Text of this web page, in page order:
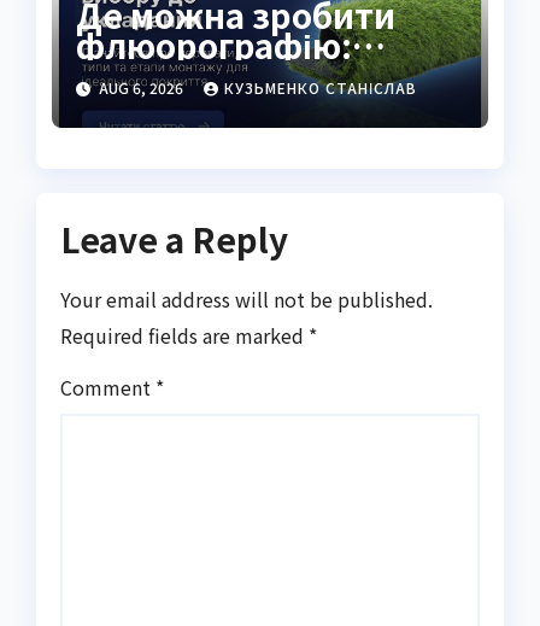
Де можна зробити
флюорографію:
повний гід для
українців
AUG 6, 2026 КУЗЬМЕНКО СТАНІСЛАВ
Leave a Reply
Your email address will not be published.
Required fields are marked *
Comment *